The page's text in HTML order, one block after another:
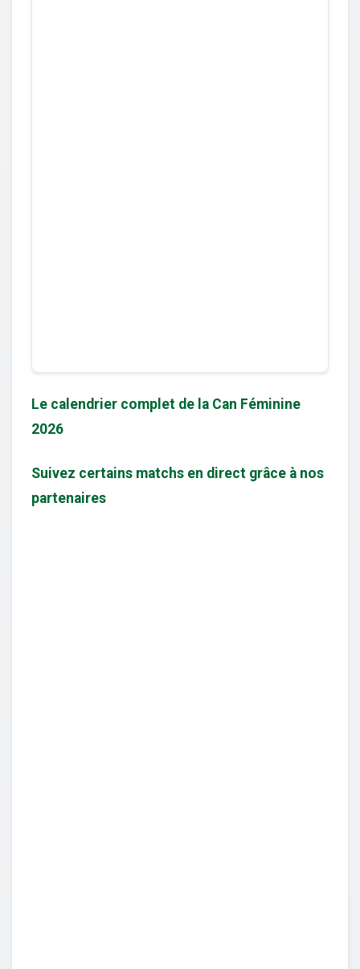
Le calendrier complet de la Can Féminine
2026
Suivez certains matchs en direct grâce à nos
partenaires